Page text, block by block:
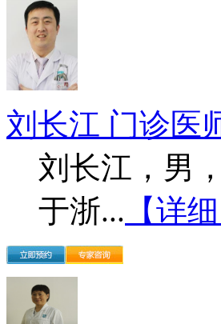
刘长江 门诊医
刘长江，男
于浙... 【详细